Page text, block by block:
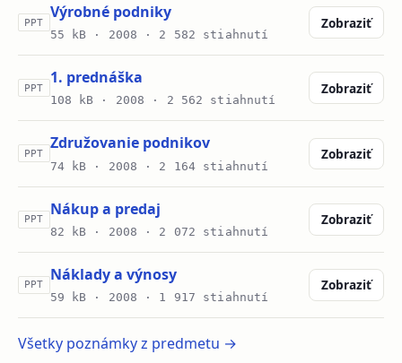
PPT
Výrobné podniky
55 kB · 2008 · 2 582 stiahnutí
Zobraziť
PPT
1. prednáška
108 kB · 2008 · 2 562 stiahnutí
Zobraziť
PPT
Združovanie podnikov
74 kB · 2008 · 2 164 stiahnutí
Zobraziť
PPT
Nákup a predaj
82 kB · 2008 · 2 072 stiahnutí
Zobraziť
PPT
Náklady a výnosy
59 kB · 2008 · 1 917 stiahnutí
Zobraziť
Všetky poznámky z predmetu →